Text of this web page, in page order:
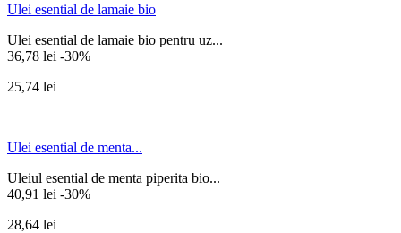
Ulei esential de lamaie bio
Ulei esential de lamaie bio pentru uz...
36,78 lei -30%
25,74 lei
Ulei esential de menta...
Uleiul esential de menta piperita bio...
40,91 lei -30%
28,64 lei